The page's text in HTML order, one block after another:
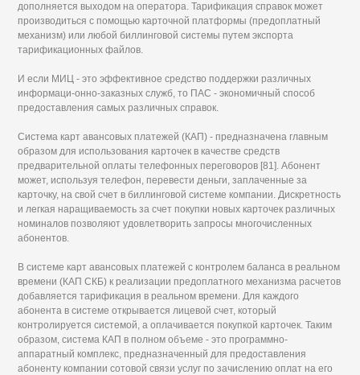
дополняется выходом на оператора. Тарификация справок может
производиться с помощью карточной платформы (предоплатный
механизм) или любой биллинговой системы путем экспорта
тарификационных файлов.
И если МИЦ - это эффективное средство поддержки различных
информаци-онно-заказных служб, то ПАС - экономичный способ
предоставления самых различных справок.
Система карт авансовых платежей (КАП) - предназначена главным
образом для использования карточек в качестве средств
предварительной оплаты телефонных переговоров [81]. Абонент
может, используя телефон, перевести деньги, заплаченные за
карточку, на свой счет в биллинговой системе компании. Дискретность
и легкая наращиваемость за счет покупки новых карточек различных
номиналов позволяют удовлетворить запросы многочисленных
абонентов.
В системе карт авансовых платежей с контролем баланса в реальном
времени (КАП СКБ) к реализации предоплатного механизма расчетов
добавляется тарификация в реальном времени. Для каждого
абонента в системе открывается лицевой счет, который
контролируется системой, а оплачивается покупкой карточек. Таким
образом, система КАП в полном объеме - это программно-
аппаратный комплекс, предназначенный для предоставления
абоненту компании сотовой связи услуг по зачислению оплат на его